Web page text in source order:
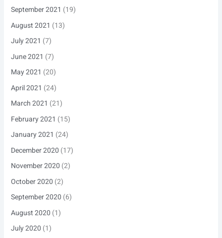
September 2021 (19)
August 2021 (13)
July 2021 (7)
June 2021 (7)
May 2021 (20)
April 2021 (24)
March 2021 (21)
February 2021 (15)
January 2021 (24)
December 2020 (17)
November 2020 (2)
October 2020 (2)
September 2020 (6)
August 2020 (1)
July 2020 (1)